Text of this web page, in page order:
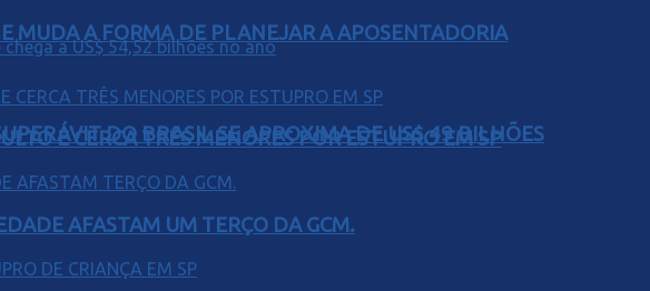
DO BRASIL SE APROXIMA DE US$ 49 BILHÕES
MUDA A FORMA DE PLANEJAR A APOSENTADORIA
E CERCA TRÊS MENORES POR ESTUPRO EM SP
AFASTAM UM TERÇO DA GCM.